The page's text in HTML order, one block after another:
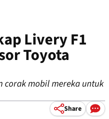
Livery F1
Toyota
corak mobil mereka untuk
Share